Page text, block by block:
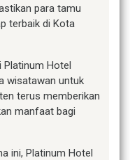
para tamu
terbaik di Kota
Platinum Hotel
wisatawan untuk
terus memberikan
manfaat bagi
ini, Platinum Hotel